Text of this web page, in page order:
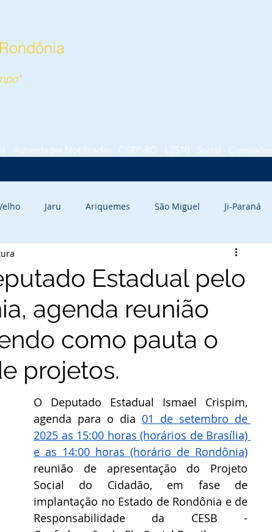
Autoridades Notificadas CSRP-RO LZS10 Social Comissões
Jaru Ariquemes São Miguel Ji-Paraná
Estadual pelo
agenda reunião
como pauta o
projetos.
O Deputado Estadual Ismael Crispim,
agenda para o dia 01 de setembro de
2025 as 15:00 horas (horários de Brasília)
e as 14:00 horas (horário de Rondônia)
reunião de apresentação do Projeto
Social do Cidadão, em fase de
implantação no Estado de Rondônia e de
Responsabilidade da CESB -